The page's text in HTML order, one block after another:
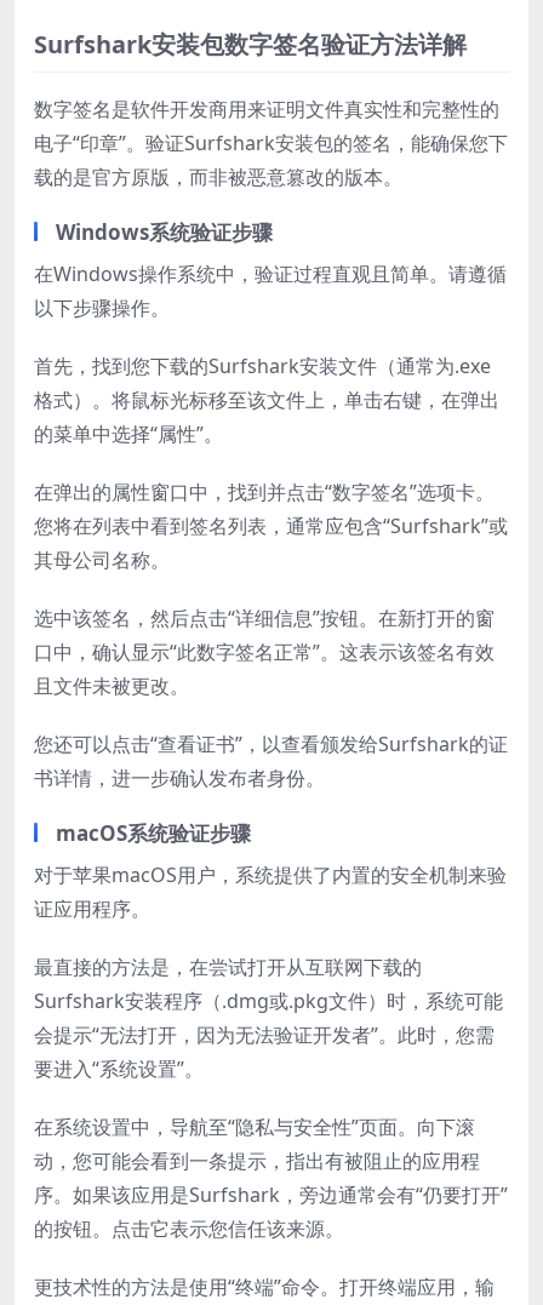
Surfshark安装包数字签名验证方法详解
数字签名是软件开发商用来证明文件真实性和完整性的
电子“印章”。验证Surfshark安装包的签名，能确保您下
载的是官方原版，而非被恶意篡改的版本。
Windows系统验证步骤
在Windows操作系统中，验证过程直观且简单。请遵循
以下步骤操作。
首先，找到您下载的Surfshark安装文件（通常为.exe
格式）。将鼠标光标移至该文件上，单击右键，在弹出
的菜单中选择“属性”。
在弹出的属性窗口中，找到并点击“数字签名”选项卡。
您将在列表中看到签名列表，通常应包含“Surfshark”或
其母公司名称。
选中该签名，然后点击“详细信息”按钮。在新打开的窗
口中，确认显示“此数字签名正常”。这表示该签名有效
且文件未被更改。
您还可以点击“查看证书”，以查看颁发给Surfshark的证
书详情，进一步确认发布者身份。
macOS系统验证步骤
对于苹果macOS用户，系统提供了内置的安全机制来验
证应用程序。
最直接的方法是，在尝试打开从互联网下载的
Surfshark安装程序（.dmg或.pkg文件）时，系统可能
会提示“无法打开，因为无法验证开发者”。此时，您需
要进入“系统设置”。
在系统设置中，导航至“隐私与安全性”页面。向下滚
动，您可能会看到一条提示，指出有被阻止的应用程
序。如果该应用是Surfshark，旁边通常会有“仍要打开”
的按钮。点击它表示您信任该来源。
更技术性的方法是使用“终端”命令。打开终端应用，输